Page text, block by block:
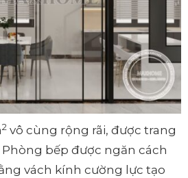
2 vô cùng rộng rãi, được trang
bếp được ngăn cách
vách kính cường lực tạo